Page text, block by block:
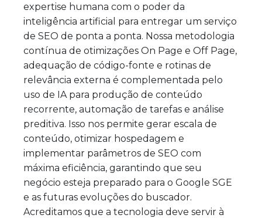
expertise humana com o poder da
inteligência artificial para entregar um serviço
de SEO de ponta a ponta. Nossa metodologia
contínua de otimizações On Page e Off Page,
adequação de código-fonte e rotinas de
relevância externa é complementada pelo
uso de IA para produção de conteúdo
recorrente, automação de tarefas e análise
preditiva. Isso nos permite gerar escala de
conteúdo, otimizar hospedagem e
implementar parâmetros de SEO com
máxima eficiência, garantindo que seu
negócio esteja preparado para o Google SGE
e as futuras evoluções do buscador.
Acreditamos que a tecnologia deve servir à